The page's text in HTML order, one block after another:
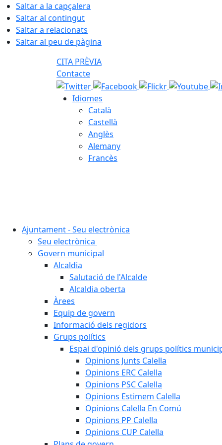
Saltar a la capçalera
Saltar al contingut
Saltar a relacionats
Saltar al peu de pàgina
CITA PRÈVIA
Contacte
Idiomes
Català
Castellà
Anglès
Alemany
Francès
Ajuntament - Seu electrònica
Seu electrònica
Govern municipal
Alcaldia
Salutació de l'Alcalde
Alcaldia oberta
Àrees
Equip de govern
Informació dels regidors
Grups polítics
Espai d'opinió dels grups polítics
Opinions Junts Calella
Opinions ERC Calella
Opinions PSC Calella
Opinions Estimem Calella
Opinions Calella En Comú
Opinions PP Calella
Opinions CUP Calella